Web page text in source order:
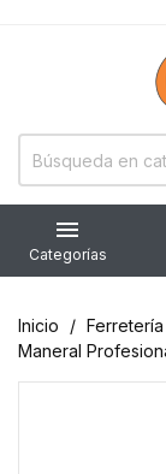

Categorías
Inicio Ferretería
Maneral